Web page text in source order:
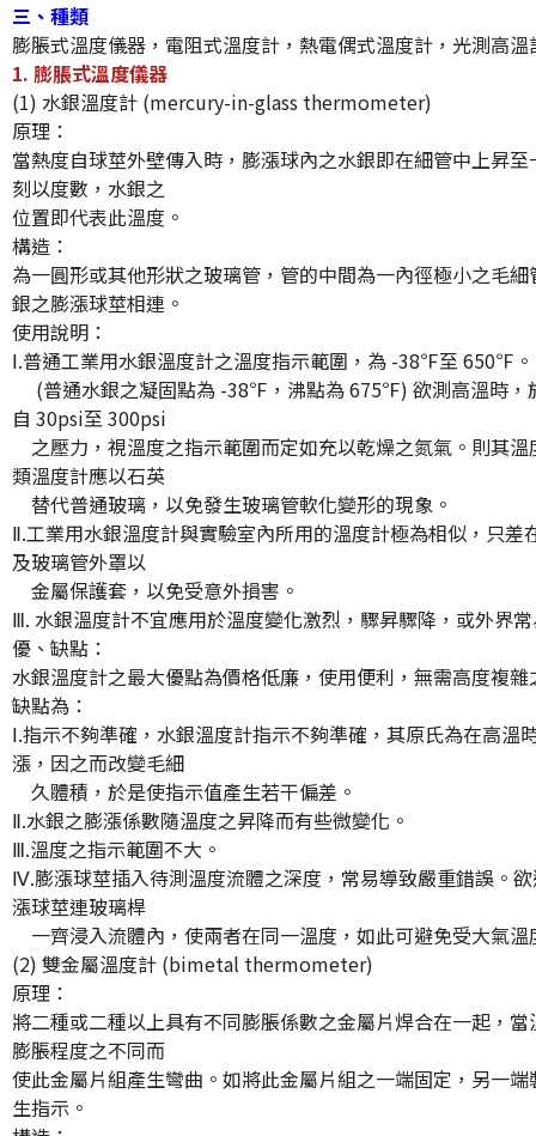
三、種類
膨脹式溫度儀器，電阻式溫度計，熱電偶式溫度計，光測高
1. 膨脹式溫度儀器
(1) 水銀溫度計 (mercury-in-glass thermometer)
原理：
當熱度自球莖外壁傳入時，膨漲球內之水銀即在細管中上昇
刻以度數，水銀之
位置即代表此溫度。
構造：
為一圓形或其他形狀之玻璃管，管的中間為一內徑極小之毛
銀之膨漲球莖相連。
使用說明：
Ⅰ.普通工業用水銀溫度計之溫度指示範圍，為 -38℉至 650℉。
(普通水銀之凝固點為 -38℉，沸點為 675℉) 欲測高溫時，
自 30psi至 300psi
之壓力，視溫度之指示範圍而定如充以乾燥之氮氣。則其
類溫度計應以石英
替代普通玻璃，以免發生玻璃管軟化變形的現象。
Ⅱ.工業用水銀溫度計與實驗室內所用的溫度計極為相似，只差
及玻璃管外罩以
金屬保護套，以免受意外損害。
Ⅲ. 水銀溫度計不宜應用於溫度變化激烈，驟昇驟降，或外界
優、缺點：
水銀溫度計之最大優點為價格低廉，使用便利，無需高度複
缺點為：
Ⅰ.指示不夠準確，水銀溫度計指示不夠準確，其原氏為在高溫
漲，因之而改變毛細
久體積，於是使指示值產生若干偏差。
Ⅱ.水銀之膨漲係數隨溫度之昇降而有些微變化。
Ⅲ.溫度之指示範圍不大。
Ⅳ.膨漲球莖插入待測溫度流體之深度，常易導致嚴重錯誤。
漲球莖連玻璃桿
一齊浸入流體內，使兩者在同一溫度，如此可避免受大氣溫
(2) 雙金屬溫度計 (bimetal thermometer)
原理：
將二種或二種以上具有不同膨脹係數之金屬片焊合在一起，
膨脹程度之不同而
使此金屬片組產生彎曲。如將此金屬片組之一端固定，另一
生指示。